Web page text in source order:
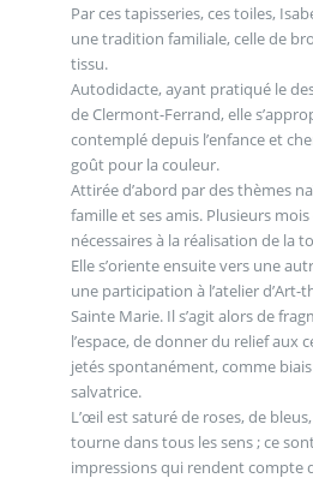
Par ces tapisseries, ces toiles,
une tradition familiale, celle de
tissu.
Autodidacte, ayant pratiqué le
de Clermont-Ferrand, elle
contemplé depuis l’enfance et
goût pour la couleur.
Attirée d’abord par des thèmes
famille et ses amis. Plusieurs
nécessaires à la réalisation de la
Elle s’oriente ensuite vers une
une participation à l’atelier d’Art-
Sainte Marie. Il s’agit alors de
l’espace, de donner du relief aux
jetés spontanément, comme biais
salvatrice.
L’œil est saturé de roses, de
tourne dans tous les sens ; ce
impressions qui rendent compte